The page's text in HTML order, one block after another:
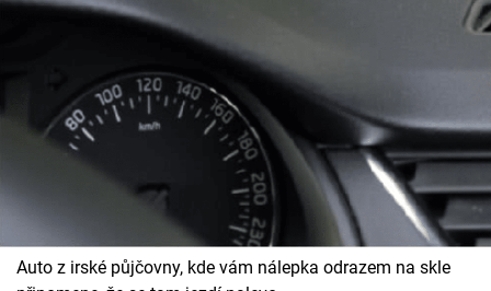
Auto z irské půjčovny, kde vám nálepka odrazem na skle